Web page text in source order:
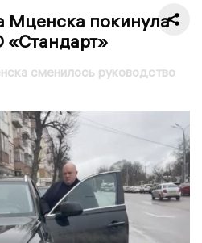
Мценска покинула
«Стандарт»
сменилось руководство